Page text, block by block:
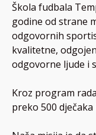
Škola fudbala
godine od strane
odgovornih
kvalitetne,
odgovorne ljude i
Kroz program
preko 500 dječaka